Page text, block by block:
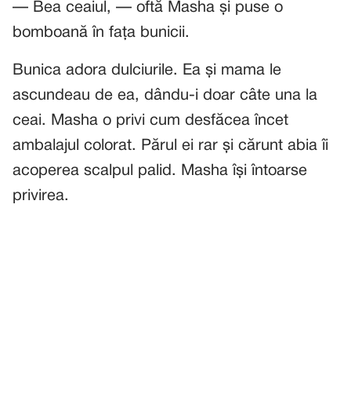
— Bea ceaiul, — oftă Masha și puse o
bomboană în fața bunicii.
Bunica adora dulciurile. Ea și mama le
ascundeau de ea, dându-i doar câte una la
ceai. Masha o privi cum desfăcea încet
ambalajul colorat. Părul ei rar și cărunt abia îi
acoperea scalpul palid. Masha își întoarse
privirea.